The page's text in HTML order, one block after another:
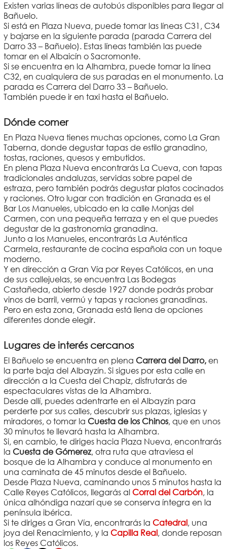
Existen varias líneas de autobús disponibles para llegar al
Bañuelo.
Si está en Plaza Nueva, puede tomar las líneas C31, C34
y bajarse en la siguiente parada (parada Carrera del
Darro 33 – Bañuelo). Estas líneas también las puede
tomar en el Albaicín o Sacromonte.
Si se encuentra en la Alhambra, puede tomar la línea
C32, en cualquiera de sus paradas en el monumento. La
parada es Carrera del Darro 33 – Bañuelo.
También puede ir en taxi hasta el Bañuelo.
Dónde comer
En Plaza Nueva tienes muchas opciones, como La Gran
Taberna, donde degustar tapas de estilo granadino,
tostas, raciones, quesos y embutidos.
En plena Plaza Nueva encontrarás La Cueva, con tapas
tradicionales andaluzas, servidas sobre papel de
estraza, pero también podrás degustar platos cocinados
y raciones. Otro lugar con tradición en Granada es el
Bar Los Manueles, ubicado en la calle Monjas del
Carmen, con una pequeña terraza y en el que puedes
degustar de la gastronomía granadina.
Junto a los Manueles, encontrarás La Auténtica
Carmela, restaurante de cocina española con un toque
moderno.
Y en dirección a Gran Vía por Reyes Católicos, en una
de sus callejuelas, se encuentra Las Bodegas
Castañeda, abierto desde 1927 donde podrás probar
vinos de barril, vermú y tapas y raciones granadinas.
Pero en esta zona, Granada está llena de opciones
diferentes donde elegir.
Lugares de interés cercanos
El Bañuelo se encuentra en plena Carrera del Darro,en
la parte baja del Albayzín. Si sigues por esta calle en
dirección a la Cuesta del Chapiz, disfrutarás de
espectaculares vistas de la Alhambra.
Desde allí, puedes adentrarte en el Albayzín para
perderte por sus calles, descubrir sus plazas, iglesias y
miradores, o tomar la Cuesta de los Chinos, que en unos
30 minutos te llevará hasta la Alhambra.
Si, en cambio, te diriges hacia Plaza Nueva, encontrarás
la Cuesta de Gómerez, otra ruta que atraviesa el
bosque de la Alhambra y conduce al monumento en
una caminata de 45 minutos desde el Bañuelo.
Desde Plaza Nueva, caminando unos 5 minutos hasta la
Calle Reyes Católicos, llegarás al Corral del Carbón, la
única alhóndiga nazarí que se conserva íntegra en la
península ibérica.
Si te diriges a Gran Vía, encontrarás la Catedral, una
joya del Renacimiento, y la Capilla Real, donde reposan
los Reyes Católicos.